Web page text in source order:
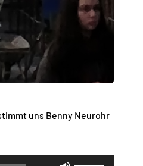
uns Benny Neurohr
Pfeiltasten